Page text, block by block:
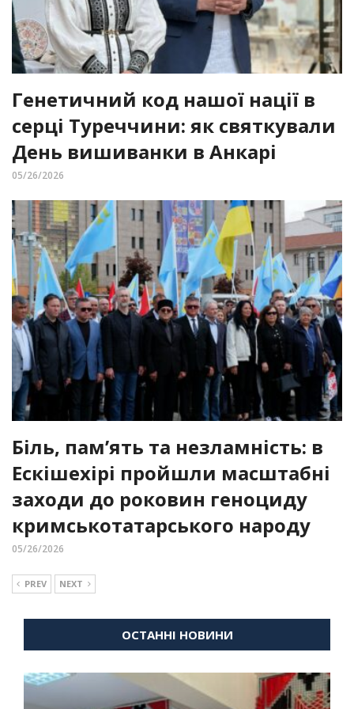
Генетичний код нашої нації в
серці Туреччини: як святкували
День вишиванки в Анкарі
05/26/2026
Біль, пам’ять та незламність: в
Ескішехірі пройшли масштабні
заходи до роковин геноциду
кримськотатарського народу
05/26/2026
PREV NEXT
ОСТАННІ НОВИНИ